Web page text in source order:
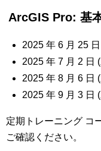
ArcGIS Pro: 基
2025 年 6 月 25
2025 年 7 月 2 日
2025 年 8 月 6 日
2025 年 9 月 3 日
定期トレーニング コ
ご確認ください。